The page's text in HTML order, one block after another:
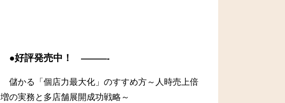
●好評発売中！ ———-
儲かる「個店力最大化」のすすめ方～人時売上倍
増の実務と多店舗展開成功戦略～